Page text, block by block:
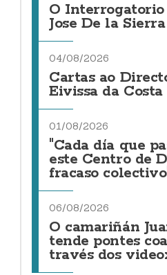
O Interrogatorio
Jose De la Sierra
04/08/2026
Cartas ao
Eivissa da
01/08/2026
"Cada día que
este Centro de
fracaso
06/08/2026
O camariñán
tende pontes
través dos